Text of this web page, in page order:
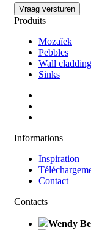
Produits
Mozaïek
Pebbles
Wall cladding
Sinks
Informations
Inspiration
Contact
Contacts
Wendy